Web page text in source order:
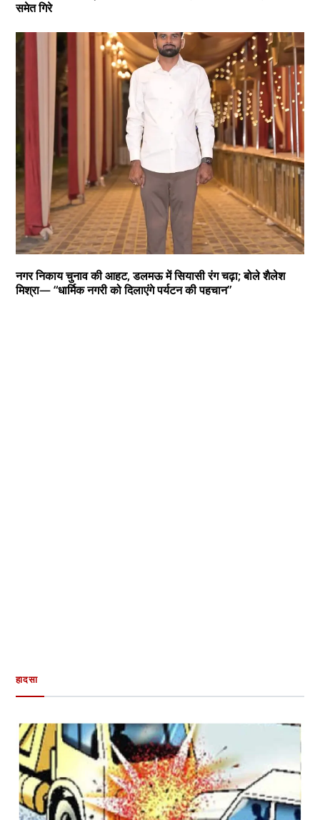
समेत गिरे
नगर निकाय चुनाव की आहट, डलमऊ में सियासी रंग चढ़ा; बोले शैलेश
मिश्रा— “धार्मिक नगरी को दिलाएंगे पर्यटन की पहचान”
हादसा